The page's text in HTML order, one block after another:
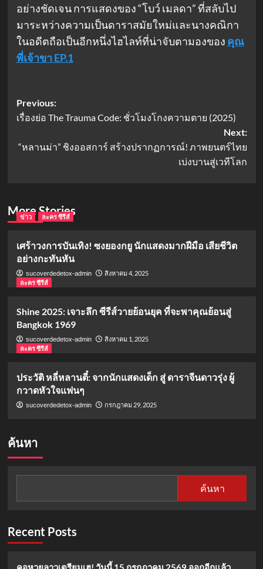
อย่างชัดเจน การแสดงของ “โบว์ เมลดา” ที่สลับไป
มาระหว่างความเป็นดาราสมัยใหม่และนางคณิกา
ในอดีตถือเป็นอีกหนึ่งไฮไลท์ที่น่าจับตามองของ คุณ
พี่เจ้าขา EP.1
Post
navigation
Previous:
เรื่องย่อ The Trauma Code: ชั่วโมงโกงความตาย (2025)
Next:
“หลานม่า” ชิงออสการ์ สร้างปรากฏการณ์! ภาพยนตร์ไทย
เบ่งบานสู่เวทีโลก
More Stories
ข่าว ละคร ซีรีส์
เศร้าวงการบันเทิง! ซงยองกยู นักแสดงมากฝีมือ เสียชีวิต
อย่างกะทันหัน
sucoverdedetox-admin
สิงหาคม 4, 2025
ละคร ซีรีส์
Shine 2025: เจาะลึก ซีรีส์วายย้อนยุค ที่จะพาคุณย้อนสู่
Bangkok 1969
sucoverdedetox-admin
สิงหาคม 1, 2025
ละคร ซีรีส์
ประวัติ หลี่หลานตี๋: จากนักแสดงเด็ก สู่ ดาราจีนดาวรุ่ง ผู้
กวาดหัวใจแฟนๆ
sucoverdedetox-admin กรกฎาคม 29, 2025
ค้นหา
ค้นหา
Recent Posts